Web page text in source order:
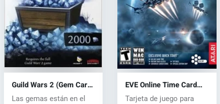
Guild Wars 2 (Gem Card)
(PC) CD key
Las gemas están en el
EVE Online Time Card
(PC) CD key
Tarjeta de juego para